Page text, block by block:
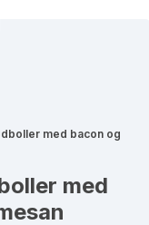
med bacon og
med